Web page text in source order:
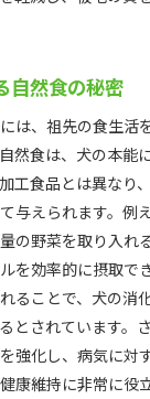
自然食の秘密
は、祖先の食生活
然食は、犬の本能
工食品とは異なり
与えられます。例
の野菜を取り入れ
を効率的に摂取で
ることで、犬の消
とされています。
強化し、病気に対
康維持に非常に役